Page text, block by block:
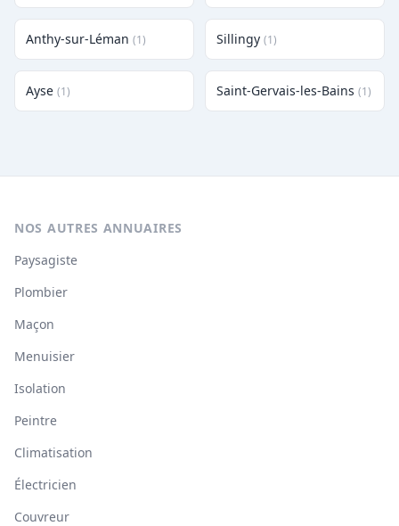
Anthy-sur-Léman (1) Sillingy (1)
Ayse (1) Saint-Gervais-les-Bains (1)
NOS AUTRES ANNUAIRES
Paysagiste
Plombier
Maçon
Menuisier
Isolation
Peintre
Climatisation
Électricien
Couvreur